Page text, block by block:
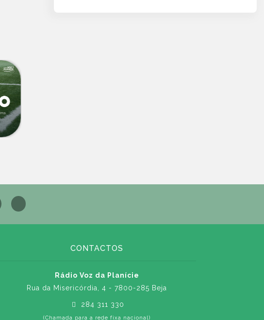
CONTACTOS
Rádio Voz da Planície
Rua da Misericórdia, 4 - 7800-285 Beja
284 311 330
(Chamada para a rede fixa nacional)